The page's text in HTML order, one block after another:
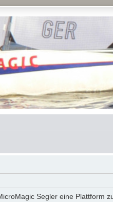
Segler eine Plattform